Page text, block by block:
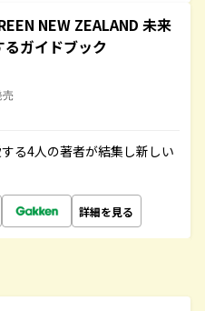
NEW ZEALAND 未来
るガイドブック
売
る4人の著者が結集し新しい
詳細を見る